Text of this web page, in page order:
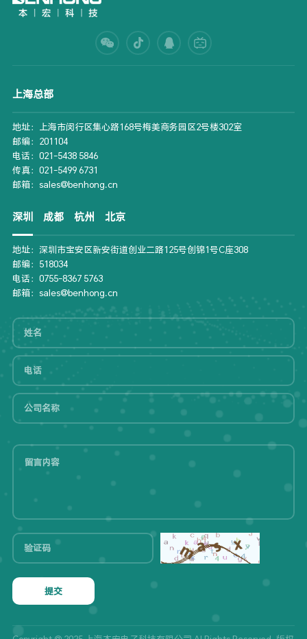
上海总部
地址：上海市闵行区集心路168号梅美商务园区2号楼302室
邮编：201104
电话：021-5438 5846
传真：021-5499 6731
邮箱：sales@benhong.cn
深圳 成都 杭州 北京
地址：深圳市宝安区新安街道创业二路125号创锦1号C座308
邮编：518034
电话：0755-8367 5763
邮箱：sales@benhong.cn
提交